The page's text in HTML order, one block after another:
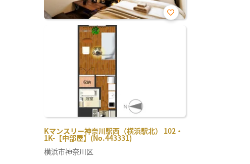
Kマンスリー神奈川駅西（横浜駅北） 102・
1K-【中部屋】(No.443331)
お気
横浜市神奈川区